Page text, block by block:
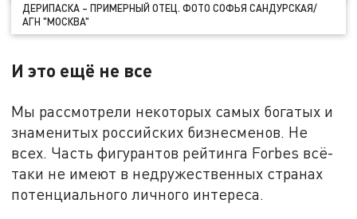
ДЕРИПАСКА – ПРИМЕРНЫЙ ОТЕЦ. ФОТО СОФЬЯ САНДУРСКАЯ/
АГН "МОСКВА"
И это ещё не все
Мы рассмотрели некоторых самых богатых и
знаменитых российских бизнесменов. Не
всех. Часть фигурантов рейтинга Forbes всё-
таки не имеют в недружественных странах
потенциального личного интереса.